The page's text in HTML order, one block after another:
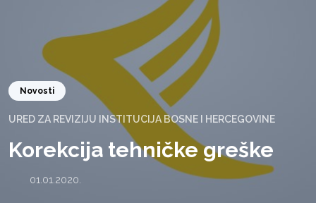
Novosti
URED ZA REVIZIJU INSTITUCIJA BOSNE I HERCEGOVINE
Korekcija tehničke greške
01.01.2020.